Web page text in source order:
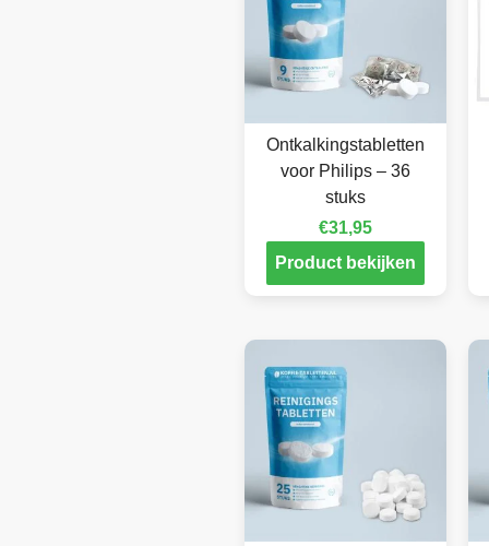
Ontkalkingstabletten
voor Philips – 36
stuks
€31,95
Product bekijken